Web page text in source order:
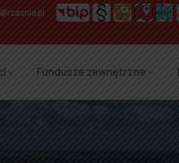
Fundusze zewnętrzne